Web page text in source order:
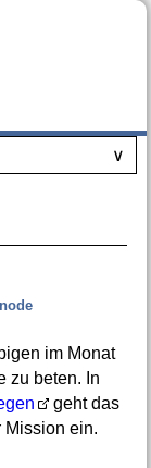
∨
im Monat
zu beten. In
geht das
Mission ein.